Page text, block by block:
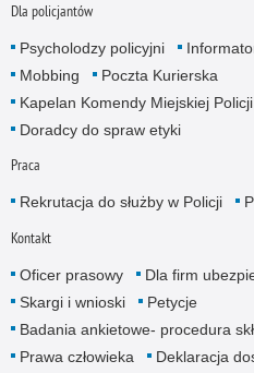
Dla policjantów
Psycholodzy policyjni
Mobbing
Poczta Kurierska
Kapelan Komendy Miejskiej
Doradcy do spraw etyki
Praca
Rekrutacja do służby w Policji
Kontakt
Oficer prasowy Dla firm
Skargi i wnioski
Petycje
Badania ankietowe- procedura
Prawa człowieka
Deklaracja